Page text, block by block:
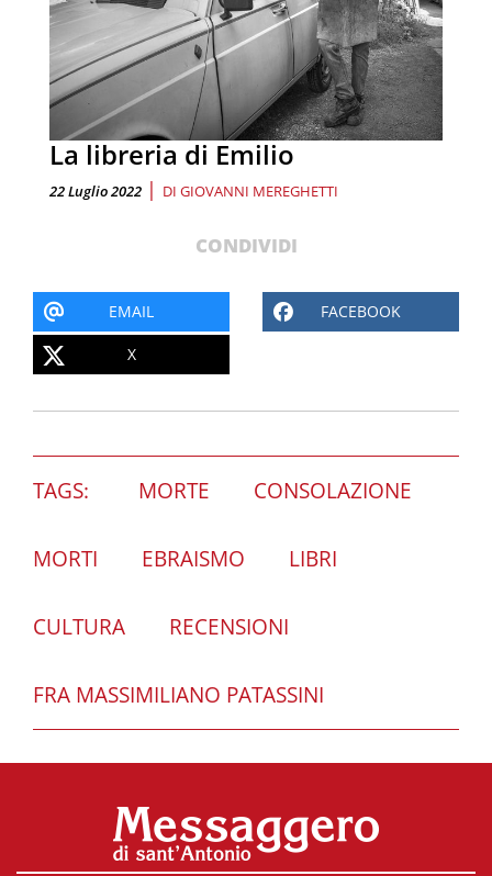
La libreria di Emilio
22 Luglio 2022 | DI GIOVANNI MEREGHETTI
CONDIVIDI
EMAIL FACEBOOK
X
TAGS: MORTE CONSOLAZIONE
MORTI EBRAISMO LIBRI
CULTURA RECENSIONI
FRA MASSIMILIANO PATASSINI